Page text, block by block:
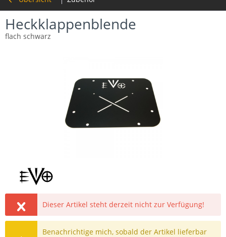
Heckklappenblende
flach schwarz
Dieser Artikel steht derzeit nicht zur Verfügung!
Benachrichtige mich, sobald der Artikel lieferbar